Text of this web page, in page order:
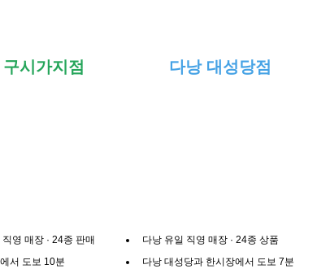
시가지점
영 매장 · 24종 판매
서 도보 10분
다낭 대성당점
다낭 유일 직영 매장 · 24종 상품
다낭 대성당과 한시장에서 도보 7분